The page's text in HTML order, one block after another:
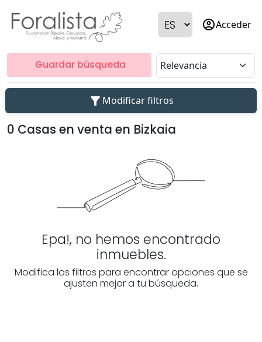
account_circleAcceder
Guardar búsqueda
filter_alt Modificar filtros
0 Casas en venta en Bizkaia
Epa!, no hemos encontrado
inmuebles.
Modifica los filtros para encontrar opciones que se
ajusten mejor a tu búsqueda.